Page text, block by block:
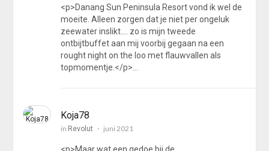
<p>Danang Sun Peninsula Resort vond ik wel de
moeite. Alleen zorgen dat je niet per ongeluk
zeewater inslikt.... zo is mijn tweede
ontbijtbuffet aan mij voorbij gegaan na een
rought night on the loo met flauwvallen als
topmomentje.</p>…
Koja78
in Revolut juni 2021